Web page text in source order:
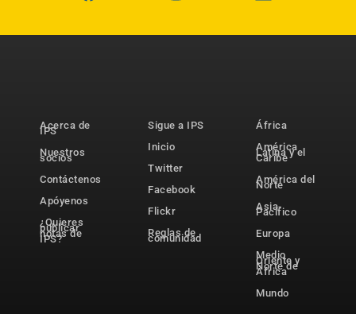
Acerca de
IPS
Nuestros
socios
Contáctenos
Apóyenos
¿Quieres
publicar
notas de
IPS?
Sigue a IPS
Inicio
Twitter
Facebook
Flickr
Reglas de
comunidad
África
América
Latina y el
Caribe
América del
Norte
Asia-
Pacífico
Europa
Medio
Oriente y
Norte de
África
Mundo